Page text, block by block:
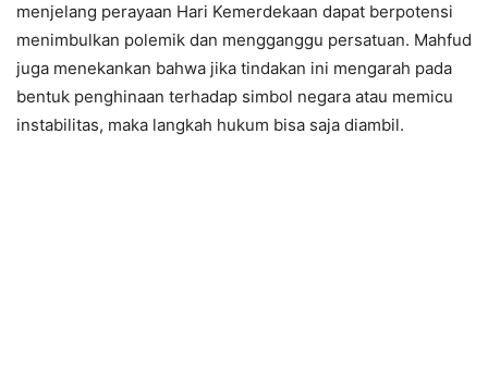
menjelang perayaan Hari Kemerdekaan dapat berpotensi
menimbulkan polemik dan mengganggu persatuan. Mahfud
juga menekankan bahwa jika tindakan ini mengarah pada
bentuk penghinaan terhadap simbol negara atau memicu
instabilitas, maka langkah hukum bisa saja diambil.